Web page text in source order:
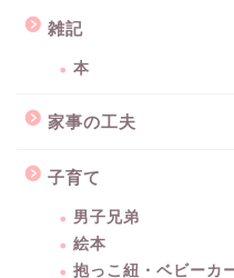
雑記
本
家事の工夫
子育て
男子兄弟
絵本
抱っこ紐・ベビーカ